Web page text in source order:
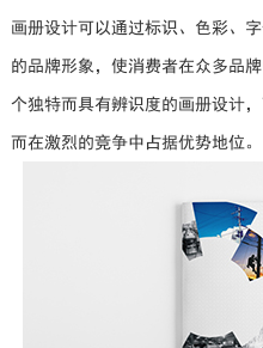
画册设计可以通过标识、色彩、
的品牌形象，使消费者在众多品
个独特而具有辨识度的画册设计
而在激烈的竞争中占据优势地位。